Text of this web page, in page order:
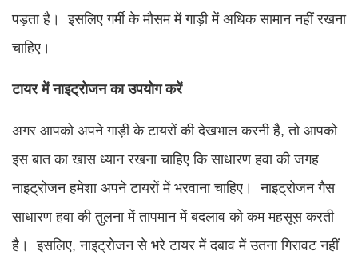
पड़ता है। इसलिए गर्मी के मौसम में गाड़ी में अधिक सामान नहीं रखना
चाहिए।
टायर में नाइट्रोजन का उपयोग करें
अगर आपको अपने गाड़ी के टायरों की देखभाल करनी है, तो आपको
इस बात का खास ध्यान रखना चाहिए कि साधारण हवा की जगह
नाइट्रोजन हमेशा अपने टायरों में भरवाना चाहिए। नाइट्रोजन गैस
साधारण हवा की तुलना में तापमान में बदलाव को कम महसूस करती
है। इसलिए, नाइट्रोजन से भरे टायर में दबाव में उतना गिरावट नहीं